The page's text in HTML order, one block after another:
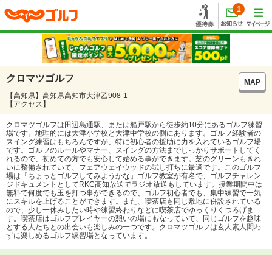
1
クロマツゴルフ
MAP
【高知県】高知県高知市大津乙908-1
【アクセス】
クロマツゴルフは田辺島通駅、または船戸駅から徒歩約10分にあるゴルフ練習
場です。地理的には大津小学校と大津中学校の側にあります。ゴルフ経験者の
スイング練習はもちろんですが、特に初心者の援助に力を入れているゴルフ場
です。ゴルフのルールやマナー、スイングの方法までしっかりサポートしてく
れるので、初めての方でも安心して始める事ができます。芝のグリーンもきれ
いに整備されていて、フェアウェイウッドの試し打ちに最適です。このゴルフ
場は「ちょっとゴルフしてみようかな」ゴルフ教室が有名で、ゴルフチャレン
ジドキュメントとしてRKC高知放送でラジオ放送もしています。授業期間中は
無料で何度でも玉を打つ事ができるので、ゴルフ初心者でも、集中練習で一気
にスキルを上げることができます。また、喫茶店も同じ敷地に併設されている
ので、少し一休みしたい時や練習終わりなどに喫茶店でゆっくりくつろげま
す。喫茶店はゴルフプレイヤーの憩いの場にもなっていて、同じゴルフを趣味
とする人たちとの出会いも楽しみの一つです。クロマツゴルフは玄人素人問わ
ずに楽しめるゴルフ練習場となっています。